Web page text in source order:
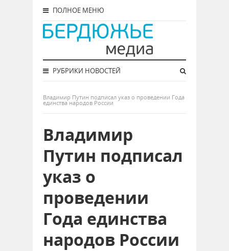
ПОЛНОЕ МЕНЮ
РУБРИКИ НОВОСТЕЙ
Владимир Путин подписал указ о проведении Года
единства народов России
Владимир
Путин подписал
указ о
проведении
Года единства
народов России